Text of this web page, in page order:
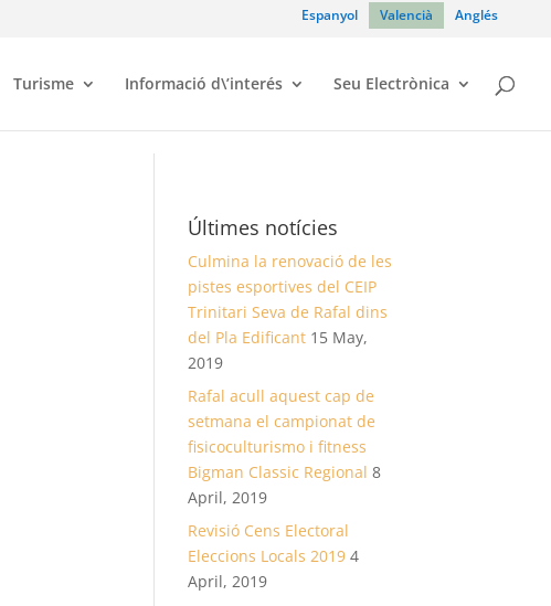
Espanyol Valencià Anglés
Turisme Informació d\’interés Seu Electrònica
Últimes notícies
Culmina la renovació de les
pistes esportives del CEIP
Trinitari Seva de Rafal dins
del Pla Edificant 15 May,
2019
Rafal acull aquest cap de
setmana el campionat de
fisicoculturismo i fitness
Bigman Classic Regional 8
April, 2019
Revisió Cens Electoral
Eleccions Locals 2019 4
April, 2019